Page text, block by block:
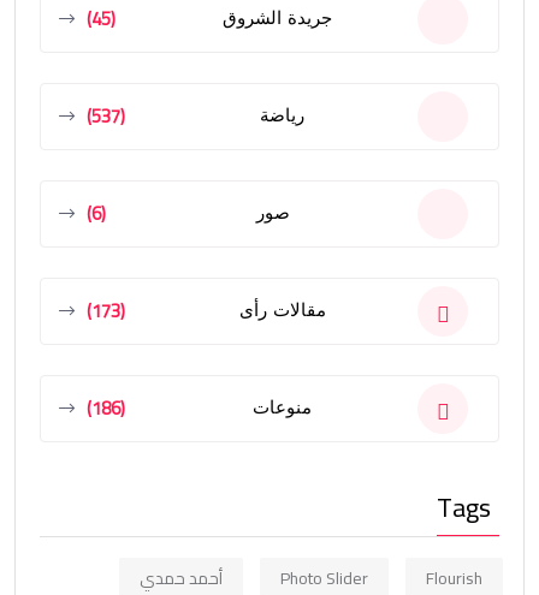
جريدة الشروق (45)
رياضة (537)
صور (6)
مقالات رأى (173)
منوعات (186)
Tags
Flourish
Photo Slider
أحمد حمدي